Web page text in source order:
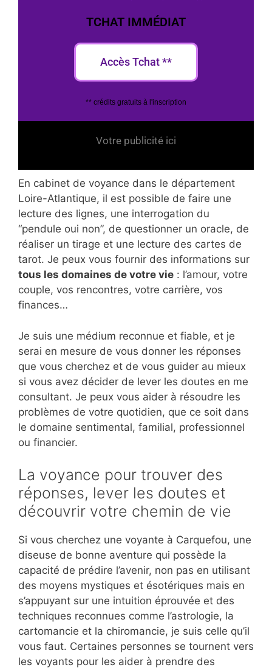
TCHAT IMMÉDIAT
Accès Tchat **
** crédits gratuits à l'inscription
Votre publicité ici
En cabinet de voyance dans le département
Loire-Atlantique, il est possible de faire une
lecture des lignes, une interrogation du
“pendule oui non”, de questionner un oracle, de
réaliser un tirage et une lecture des cartes de
tarot. Je peux vous fournir des informations sur
tous les domaines de votre vie : l’amour, votre
couple, vos rencontres, votre carrière, vos
finances…
Je suis une médium reconnue et fiable, et je
serai en mesure de vous donner les réponses
que vous cherchez et de vous guider au mieux
si vous avez décider de lever les doutes en me
consultant. Je peux vous aider à résoudre les
problèmes de votre quotidien, que ce soit dans
le domaine sentimental, familial, professionnel
ou financier.
La voyance pour trouver des
réponses, lever les doutes et
découvrir votre chemin de vie
Si vous cherchez une voyante à Carquefou, une
diseuse de bonne aventure qui possède la
capacité de prédire l’avenir, non pas en utilisant
des moyens mystiques et ésotériques mais en
s’appuyant sur une intuition éprouvée et des
techniques reconnues comme l’astrologie, la
cartomancie et la chiromancie, je suis celle qu’il
vous faut. Certaines personnes se tournent vers
les voyants pour les aider à prendre des